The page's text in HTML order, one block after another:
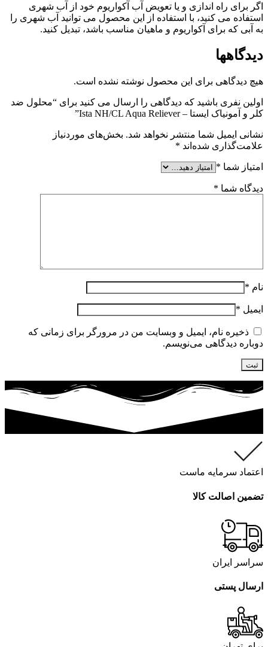
اگر برای راه اندازی و یا تعویض آب آکواریوم خود از آب شهری
استفاده می کنید، با استفاده از این محصول می توانید آب شهری را
به آبی که برای آکواریوم و ماهیان مناسب باشد، تبدیل کنید.
دیدگاهها
هیچ دیدگاهی برای این محصول نوشته نشده است.
اولین نفری باشید که دیدگاهی را ارسال می کنید برای “محلول ضد
کلر و آمونیاک ایستا – Ista NH/CL Aqua Reliever”
نشانی ایمیل شما منتشر نخواهد شد. بخش‌های موردنیاز
علامت‌گذاری شده‌اند *
امتیاز شما *
دیدگاه شما *
نام *
ایمیل *
ذخیره نام، ایمیل و وبسایت من در مرورگر برای زمانی که
دوباره دیدگاهی می‌نویسم.
اعتماد سرمایه ماست
تضمین اصالت کالا
سراسر ایران
ارسال پستی